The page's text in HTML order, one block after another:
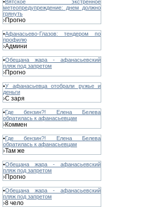
•Вятское экстренное
метеопредупреждение: днем должно
грянуть
›Прогно
•Афанасьево-Глазов: тендером по
профилю
›Админи
•Обещана жара - афанасьевский
пляж под запретом
›Прогно
•У афанасьевца отобрали ружье и
деньги
›С заря
•Где бензин?! Елена Белева
обратилась к афанасьевцам
›Коммен
•Где бензин?! Елена Белева
обратилась к афанасьевцам
›Там же
•Обещана жара - афанасьевский
пляж под запретом
›Прогно
•Обещана жара - афанасьевский
пляж под запретом
›8 чело